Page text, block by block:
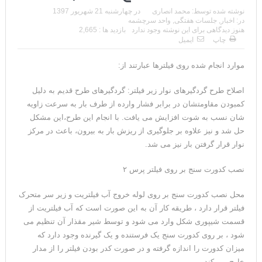
نوشته شده توسط: محمد انصاری در چهارشنبه 21 شهریور 1397
در: اخبار , جلسات هفتگی, واحد سرچشمه
هنوز دیدگاهی برای این نوشته وجود ندارد
بازدید ها : 2,665
چاپ
ایمیل
موارد انجام شده روی فیلترها عبارتند از:
اصلاح طرح گردگیرهای نوار زیر فیلتر: گردگیرهای طرح قدیم به دلیل
کمبودن مقاومتشان در برابر فشار وارده از طرف بار به سرعت زاویه
شان نسب به شوت افزایش می یافت. با انجام این طرح،این مشکل
حل شد و نیز علاوه بر جلوگیری از ریزش بار به بیرون، باعث در مرکز
نوار قرار گرفتن بار نیز می شد.
نصب کدورت سنج بر روی فیلتر پرس ۲
محل نصب کدورت سنج بر روی لوله خروج آب فیلتریت و زیر سر متحرک
فیلتر قرار دارد ، طریقه کار آن به این صورت است که آب فیلتریت از
قسمت شیپوری شکل وارد می شود و توسط شیر مقذار آن تنظیم می
شود ، بر روی کدورت سنج یک فرستنده و یک گیرنده وجود دارد که
میزان کدورت را اندازه گرفته و در صورت کدر بودن فیلتر را از مدار